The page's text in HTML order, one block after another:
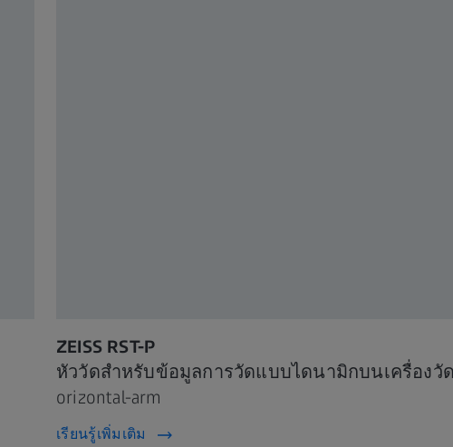
ZEISS RST-P
หัววัดสำหรับข้อมูลการวัดแบบไดนามิกบนเครื่องวั
orizontal-arm
เรียนรู้เพิ่มเติม